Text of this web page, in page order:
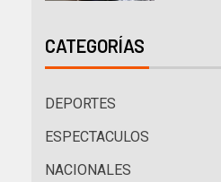
CATEGORÍAS
DEPORTES
ESPECTACULOS
NACIONALES